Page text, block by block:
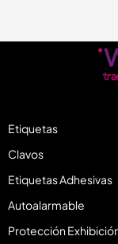
Etiquetas
Clavos
Etiquetas Adhesivas
Autoalarmable
Protección